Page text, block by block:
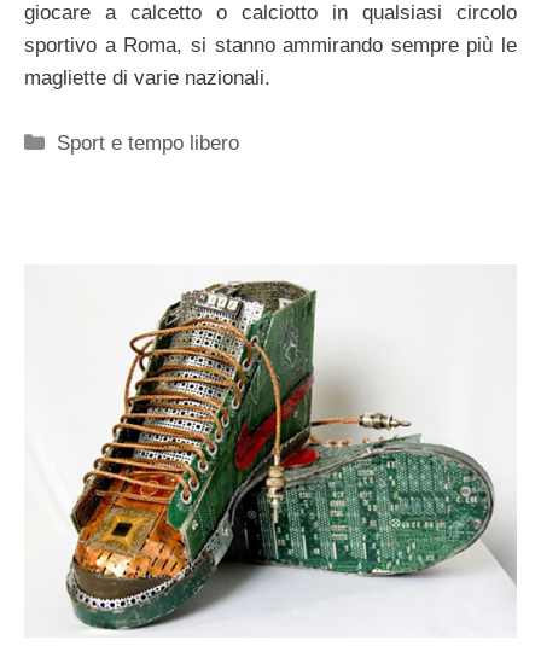
giocare a calcetto o calciotto in qualsiasi circolo
sportivo a Roma, si stanno ammirando sempre più le
magliette di varie nazionali.
Categorie
Sport e tempo libero